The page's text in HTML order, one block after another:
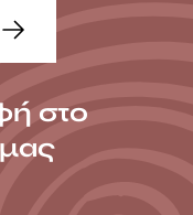
στο